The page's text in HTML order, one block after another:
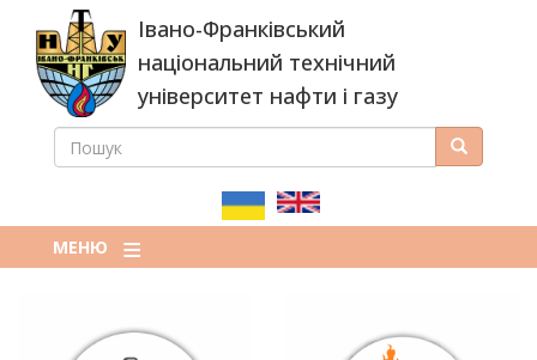
основного
вмісту
Івано-Франківський
національний технічний
університет нафти і газу
ПОШУКОВА
ПОШУК Пошук
МЕНЮ